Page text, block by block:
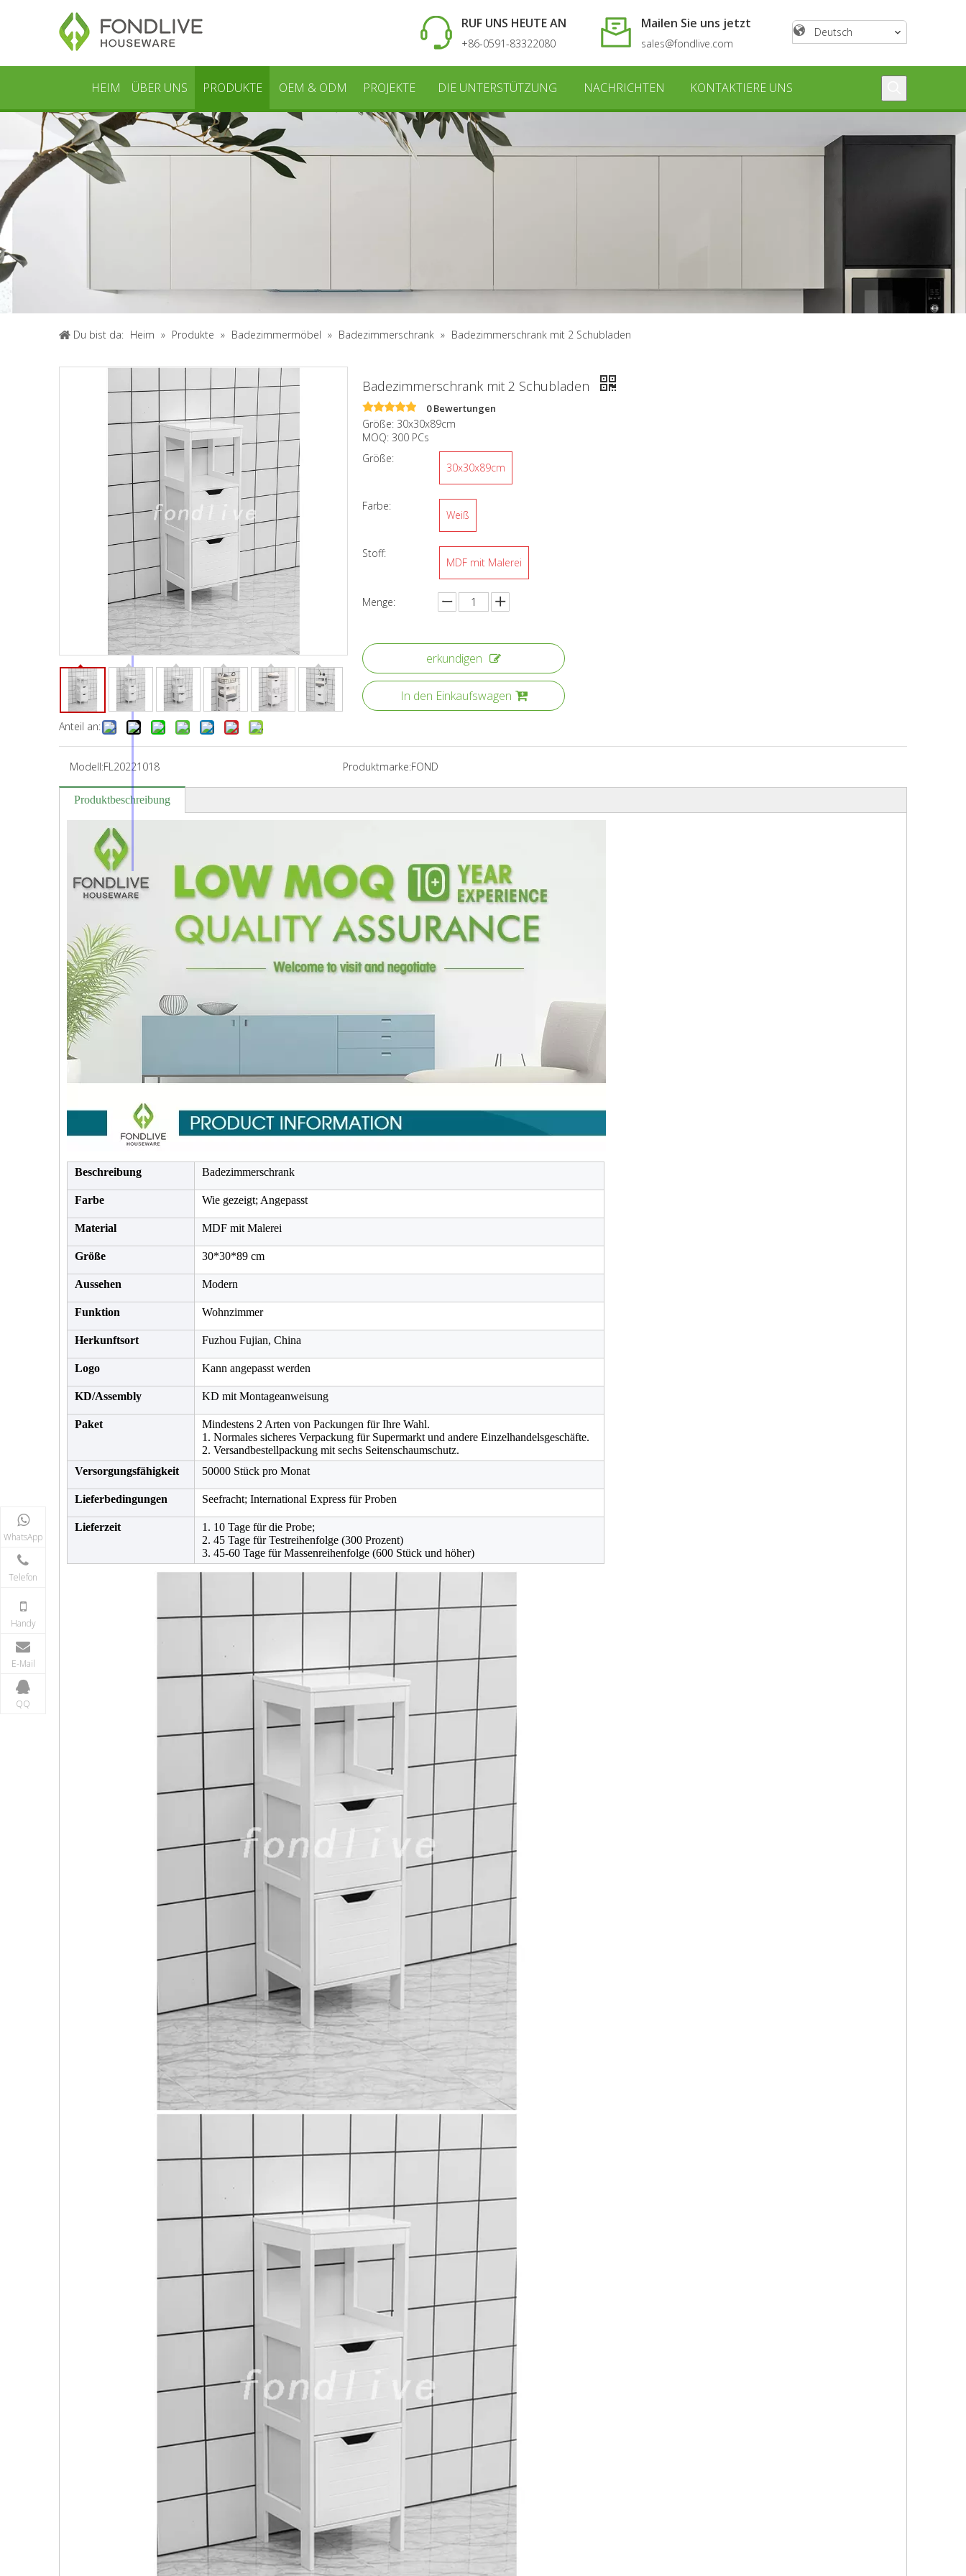
RUF UNS HEUTE AN
+86-0591-83322080
Mailen Sie uns jetzt
sales@fondlive.com
Deutsch
HEIM ÜBER UNS PRODUKTE OEM & ODM PROJEKTE DIE UNTERSTÜTZUNG NACHRICHTEN KONTAKTIERE UNS
Du bist da: Heim » Produkte » Badezimmermöbel » Badezimmerschrank » Badezimmerschrank mit 2 Schubladen
Anteil an:
Badezimmerschrank mit 2 Schubladen
0 Bewertungen
Größe: 30x30x89cm
MOQ: 300 PCs
Größe:
30x30x89cm
Farbe:
Weiß
Stoff:
MDF mit Malerei
Menge:
erkundigen
In den Einkaufswagen
Modell:FL20221018 Produktmarke:FOND
Produktbeschreibung
Beschreibung Badezimmerschrank
Farbe Wie gezeigt; Angepasst
Material MDF mit Malerei
Größe 30*30*89 cm
Aussehen Modern
Funktion Wohnzimmer
Herkunftsort Fuzhou Fujian, China
Logo Kann angepasst werden
KD/Assembly KD mit Montageanweisung
Paket
Mindestens 2 Arten von Packungen für Ihre Wahl.
1. Normales sicheres Verpackung für Supermarkt und andere Einzelhandelsgeschäfte.
2. Versandbestellpackung mit sechs Seitenschaumschutz.
Versorgungsfähigkeit
50000 Stück pro Monat
Lieferbedingungen Seefracht; International Express für Proben
Lieferzeit
1. 10 Tage für die Probe;
2. 45 Tage für Testreihenfolge (300 Prozent)
3. 45-60 Tage für Massenreihenfolge (600 Stück und höher)
WhatsApp
Telefon
Handy
E-Mail
QQ